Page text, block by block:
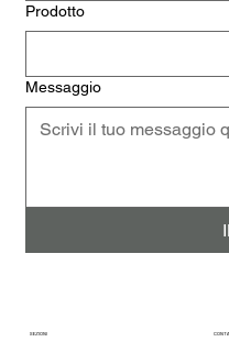
Prodotto
Messaggio
SEZIONI